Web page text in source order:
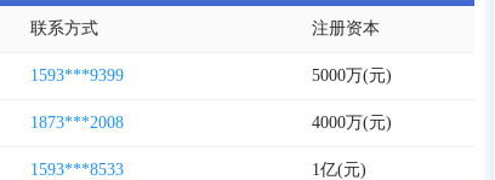
联系方式 注册资本
1593***9399 5000万(元)
1873***2008 4000万(元)
1593***8533 1亿(元)